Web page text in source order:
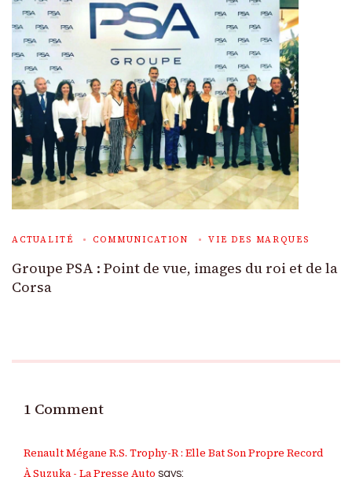
ACTUALITÉ COMMUNICATION VIE DES MARQUES
Groupe PSA : Point de vue, images du roi et de la
Corsa
1 Comment
Renault Mégane R.S. Trophy-R : Elle Bat Son Propre Record
À Suzuka - La Presse Auto says: